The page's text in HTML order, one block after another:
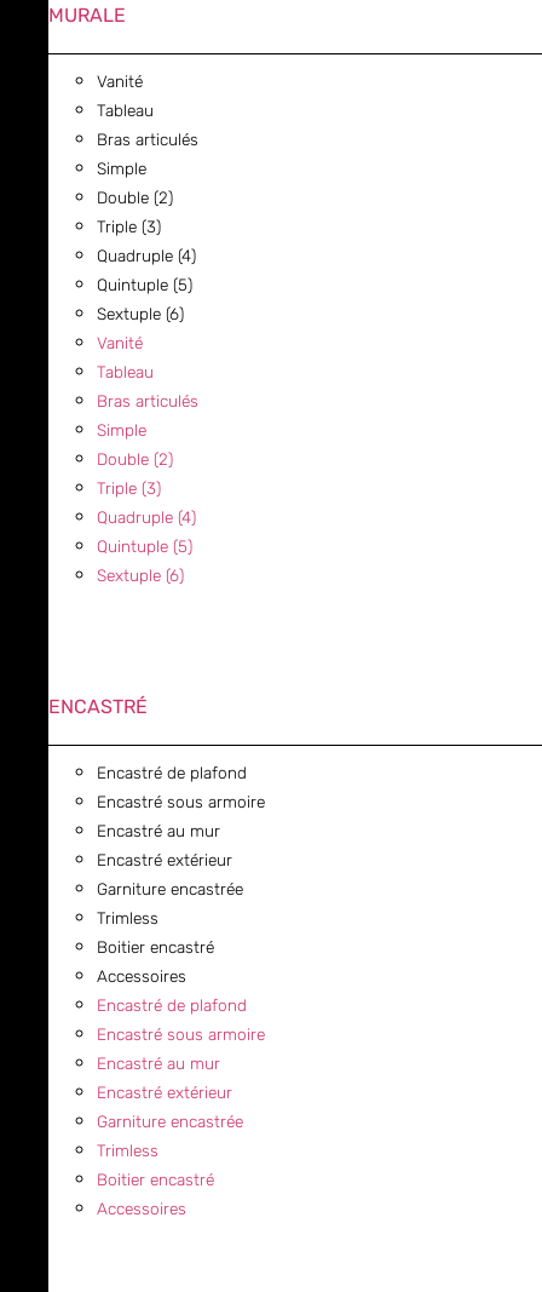
MURALE
Vanité
Tableau
Bras articulés
Simple
Double (2)
Triple (3)
Quadruple (4)
Quintuple (5)
Sextuple (6)
Vanité
Tableau
Bras articulés
Simple
Double (2)
Triple (3)
Quadruple (4)
Quintuple (5)
Sextuple (6)
ENCASTRÉ
Encastré de plafond
Encastré sous armoire
Encastré au mur
Encastré extérieur
Garniture encastrée
Trimless
Boitier encastré
Accessoires
Encastré de plafond
Encastré sous armoire
Encastré au mur
Encastré extérieur
Garniture encastrée
Trimless
Boitier encastré
Accessoires